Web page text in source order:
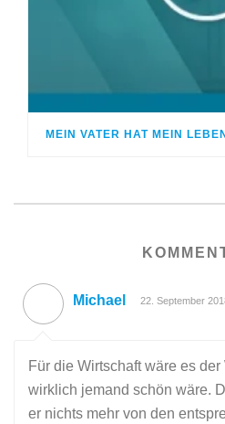
MEIN VATER HAT MEIN
Michael 22. September
Für die Wirtschaft wäre es
wirklich jemand schön wäre.
er nichts mehr von den